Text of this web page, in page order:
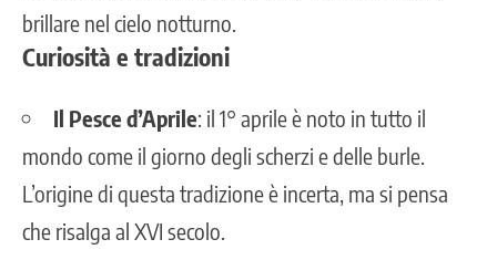
brillare nel cielo notturno.
Curiosità e tradizioni
Il Pesce d’Aprile: il 1° aprile è noto in tutto il
mondo come il giorno degli scherzi e delle burle.
L’origine di questa tradizione è incerta, ma si pensa
che risalga al XVI secolo.